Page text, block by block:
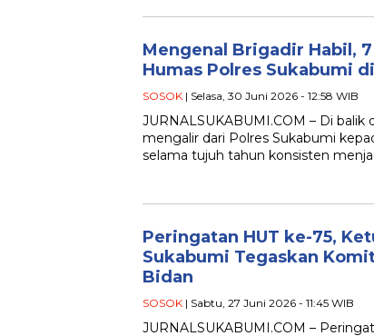
Mengenal Brigadir Habil,
Humas Polres Sukabumi
SOSOK | Selasa, 30 Juni 2026 - 12:58 WIB
JURNALSUKABUMI.COM – Di balik
mengalir dari Polres Sukabumi
selama tujuh tahun konsisten
Peringatan HUT ke-75,
Sukabumi Tegaskan
Bidan
SOSOK | Sabtu, 27 Juni 2026 - 11:45 WIB
JURNALSUKABUMI.COM –